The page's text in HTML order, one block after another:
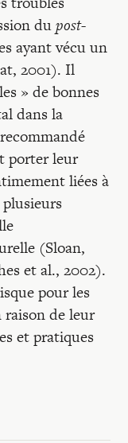
dupost-
ayant vécu un
2001). Il
» de bonnes
dans la
porter leur
liées à
(Sloan,
et al., 2002).
pour les
raison de leur
et pratiques